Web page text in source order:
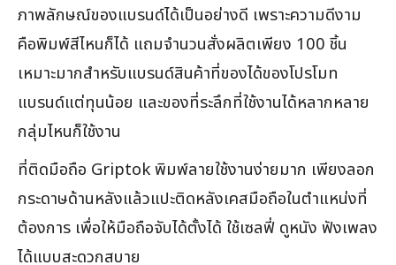
ภาพลักษณ์ของแบรนด์ได้เป็นอย่างดี เพราะความดีงาม
คือพิมพ์สีไหนก็ได้ แถมจำนวนสั่งผลิตเพียง 100 ชิ้น
เหมาะมากสำหรับแบรนด์สินค้าที่ของได้ของโปรโมท
แบรนด์แต่ทุนน้อย และของที่ระลึกที่ใช้งานได้หลากหลาย
กลุ่มไหนก็ใช้งาน
ที่ติดมือถือ Griptok พิมพ์ลายใช้งานง่ายมาก เพียงลอก
กระดาษด้านหลังแล้วแปะติดหลังเคสมือถือในตำแหน่งที่
ต้องการ เพื่อให้มือถือจับได้ตั้งได้ ใช้เซลฟี่ ดูหนัง ฟังเพลง
ได้แบบสะดวกสบาย